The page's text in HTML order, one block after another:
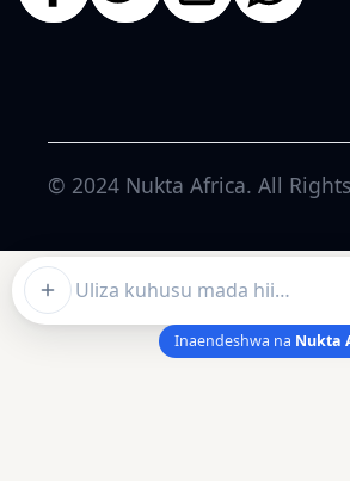
Ask about this article
Inaendeshwa na Nukta
© 2024 Nukta Africa. All